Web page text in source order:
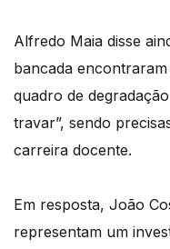
Alfredo Maia disse
bancada
quadro de
travar”, sendo
carreira docente.
Em resposta, João
representam um